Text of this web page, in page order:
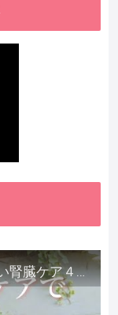
【毒出し】老廃物を身体に溜めない腎臓ケア４種をご紹介します。